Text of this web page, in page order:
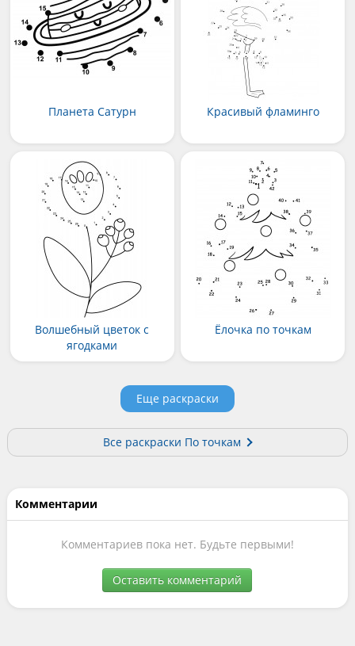
Планета Сатурн Красивый фламинго
Волшебный цветок с
ягодками
Ёлочка по точкам
Еще раскраски
Все раскраски По точкам
Комментарии
Комментариев пока нет. Будьте первыми!
Оставить комментарий